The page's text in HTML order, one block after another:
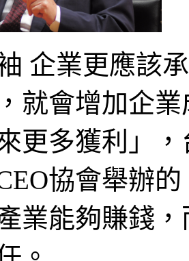
企業更應該
就會增加企
更多獲利」
協會舉辦
業能夠賺錢